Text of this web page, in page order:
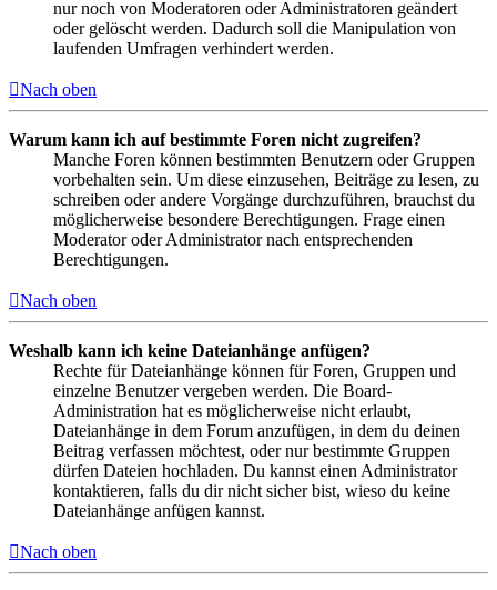
nur noch von Moderatoren oder Administratoren geändert
oder gelöscht werden. Dadurch soll die Manipulation von
laufenden Umfragen verhindert werden.
Nach oben
Warum kann ich auf bestimmte Foren nicht zugreifen?
Manche Foren können bestimmten Benutzern oder Gruppen
vorbehalten sein. Um diese einzusehen, Beiträge zu lesen, zu
schreiben oder andere Vorgänge durchzuführen, brauchst du
möglicherweise besondere Berechtigungen. Frage einen
Moderator oder Administrator nach entsprechenden
Berechtigungen.
Nach oben
Weshalb kann ich keine Dateianhänge anfügen?
Rechte für Dateianhänge können für Foren, Gruppen und
einzelne Benutzer vergeben werden. Die Board-
Administration hat es möglicherweise nicht erlaubt,
Dateianhänge in dem Forum anzufügen, in dem du deinen
Beitrag verfassen möchtest, oder nur bestimmte Gruppen
dürfen Dateien hochladen. Du kannst einen Administrator
kontaktieren, falls du dir nicht sicher bist, wieso du keine
Dateianhänge anfügen kannst.
Nach oben